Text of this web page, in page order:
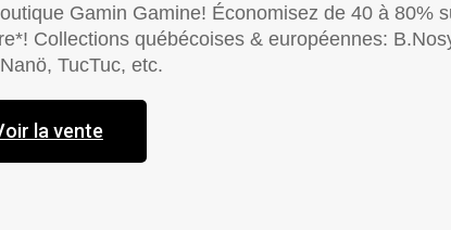
Gamin Gamine! Économisez de 40 à 80%
Collections québécoises & européennes:
TucTuc, etc.
la vente